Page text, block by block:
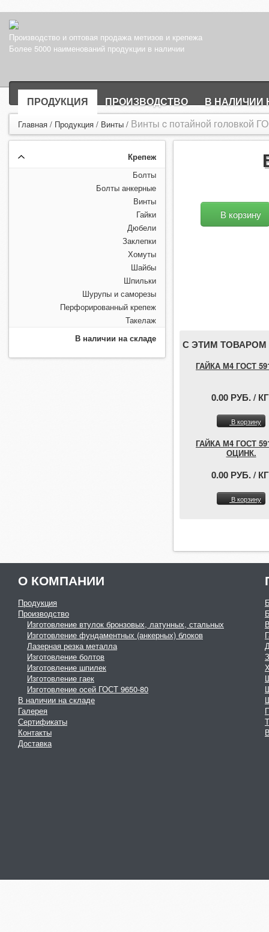
Производство и оптовая продажа метизов и крепежа
Более 5000 наименований продукции в наличии
ПРОДУКЦИЯ ПРОИЗВОДСТВО В НАЛИЧИИ
Главная / Продукция / Винты / Винты c потайной головкой
Крепеж
Болты
Болты анкерные
Винты
Гайки
Дюбели
Заклепки
Хомуты
Шайбы
Шпильки
Шурупы и саморезы
Перфорированный крепеж
Такелаж
В наличии на складе
В корзину
С ЭТИМ
ГАЙКА М4 ГОСТ
0.00 РУБ. /
В корзину
ГАЙКА М4 ГОСТ
ОЦИНК.
0.00 РУБ. /
В корзину
О КОМПАНИИ
Продукция
Производство
Изготовление втулок бронзовых, латунных, стальных
Изготовление фундаментных (анкерных) блоков
Лазерная резка металла
Изготовление болтов
Изготовление шпилек
Изготовление гаек
Изготовление осей ГОСТ 9650-80
В наличии на складе
Галерея
Сертификаты
Контакты
Доставка